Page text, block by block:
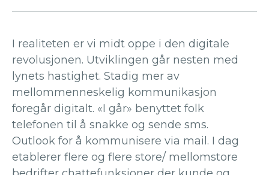
I realiteten er vi midt oppe i den digitale
revolusjonen. Utviklingen går nesten med
lynets hastighet. Stadig mer av
mellommenneskelig kommunikasjon
foregår digitalt. «I går» benyttet folk
telefonen til å snakke og sende sms.
Outlook for å kommunisere via mail. I dag
etablerer flere og flere store/ mellomstore